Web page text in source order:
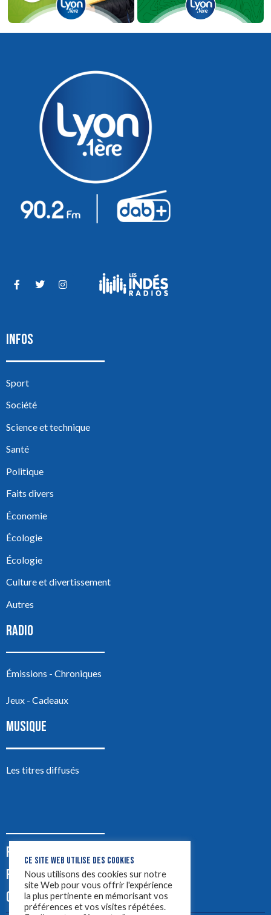
INFOS
Sport
Société
Science et technique
Santé
Politique
Faits divers
Économie
Écologie
Écologie
Culture et divertissement
Autres
RADIO
Émissions - Chroniques
Jeux - Cadeaux
MUSIQUE
Les titres diffusés
PODCASTS
PUB
CONTACT
CE SITE WEB UTILISE DES COOKIES
Nous utilisons des cookies sur notre
site Web pour vous offrir l'expérience
la plus pertinente en mémorisant vos
préférences et vos visites répétées.